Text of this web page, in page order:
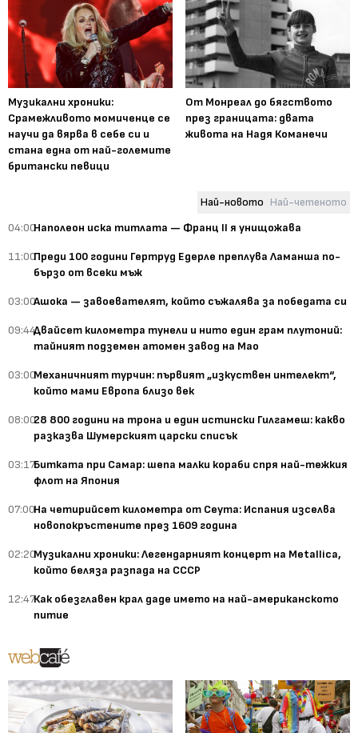
Музикални хроники:
Срамежливото момиченце се
научи да вярва в себе си и
стана една от най-големите
британски певици
От Монреал до бягството
през границата: двата
живота на Надя Команечи
Най-новото Най-четеното
04:00Наполеон иска титлата — Франц II я унищожава
11:00Преди 100 години Гертруд Едерле преплува Ламанша по-
бързо от всеки мъж
03:00Ашока — завоевателят, който съжалява за победата си
09:44Двайсет километра тунели и нито един грам плутоний:
тайният подземен атомен завод на Мао
03:00Механичният турчин: първият „изкуствен интелект“,
който мами Европа близо век
08:0028 800 години на трона и един истински Гилгамеш: какво
разказва Шумерският царски списък
03:17Битката при Самар: шепа малки кораби спря най-тежкия
флот на Япония
07:00На четирийсет километра от Сеута: Испания изселва
новопокръстените през 1609 година
02:20Музикални хроники: Легендарният концерт на Metallica,
който беляза разпада на СССР
12:47Как обезглавен крал даде името на най-американското
питие